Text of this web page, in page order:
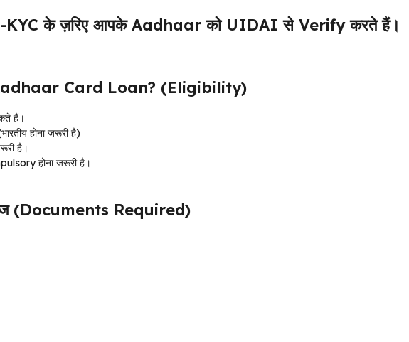
के ज़रिए आपके Aadhaar को UIDAI से Verify करते हैं।
Card Loan? (Eligibility)
हैं।
होना जरूरी है)
है।
होना जरूरी है।
(Documents Required)